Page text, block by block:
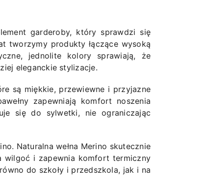
garderoby, który sprawdzi się
tworzymy produkty łączące wysoką
jednolite kolory sprawiają, że
eleganckie stylizacje.
są miękkie, przewiewne i przyjazne
zapewniają komfort noszenia
się do sylwetki, nie ograniczając
Naturalna wełna Merino skutecznie
wilgoć i zapewnia komfort termiczny
do szkoły i przedszkola, jak i na